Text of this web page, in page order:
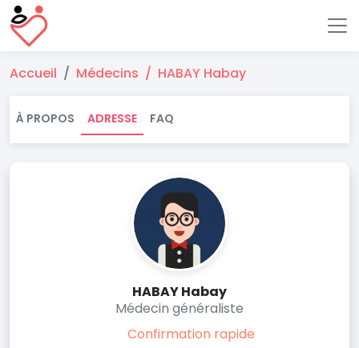
Accueil Médecins HABAY Habay
À PROPOS ADRESSE FAQ
HABAY Habay
Médecin généraliste
Confirmation rapide